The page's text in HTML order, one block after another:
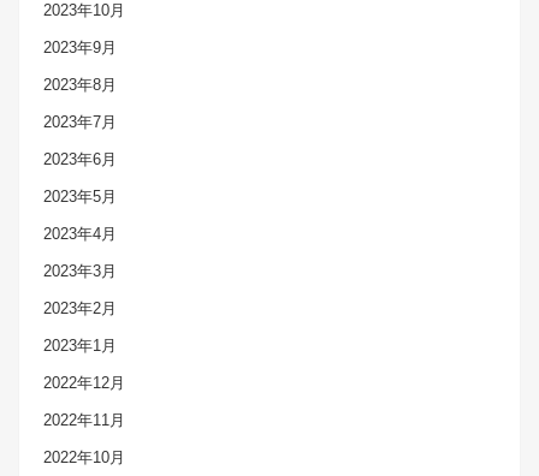
2023年10月
2023年9月
2023年8月
2023年7月
2023年6月
2023年5月
2023年4月
2023年3月
2023年2月
2023年1月
2022年12月
2022年11月
2022年10月